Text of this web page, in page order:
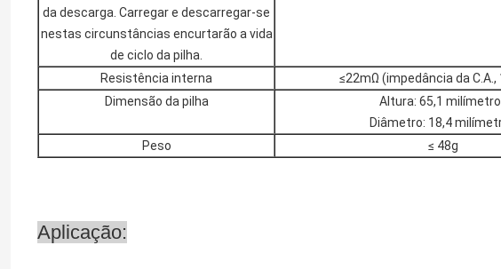
da descarga. Carregar e descarregar-se
nestas circunstâncias encurtarão a vida
de ciclo da pilha.
Resistência interna
≤22mΩ (impedância da C.A.,
Dimensão da pilha
Altura: 65,1
Diâmetro: 18,4
Peso
≤ 48g
Aplicação: